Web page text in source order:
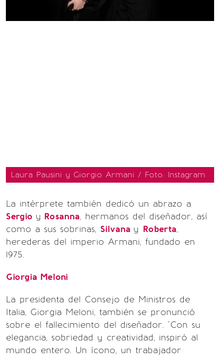
Laura Pausini y Giorgio Armani / Foto: Instagram
La intérprete también dedicó un abrazo a
Sergio y Rosanna, hermanos del diseñador, así
como a sus sobrinas, Silvana y Roberta,
herederas del imperio Armani, fundado en
1975.
Giorgia Meloni
La presidenta del Consejo de Ministros de
Italia, Giorgia Meloni, también se pronunció
sobre el fallecimiento del diseñador. "Con su
elegancia, sobriedad y creatividad, inspiró al
mundo entero. Un ícono, un trabajador